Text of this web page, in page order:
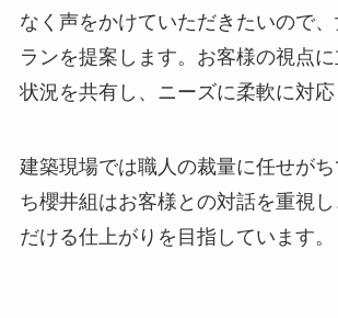
なく声をかけていただきたいので
ランを提案します。お客様の視点
状況を共有し、ニーズに柔軟に対応
建築現場では職人の裁量に任せが
ち櫻井組はお客様との対話を重視
だける仕上がりを目指しています。